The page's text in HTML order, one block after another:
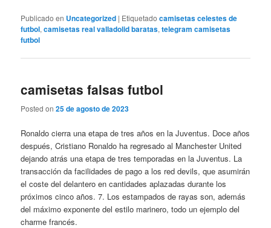
Publicado en Uncategorized | Etiquetado camisetas celestes de
futbol,camisetas real valladolid baratas,telegram camisetas
futbol
camisetas falsas futbol
Posted on25 de agosto de 2023
Ronaldo cierra una etapa de tres años en la Juventus. Doce años
después, Cristiano Ronaldo ha regresado al Manchester United
dejando atrás una etapa de tres temporadas en la Juventus. La
transacción da facilidades de pago a los red devils, que asumirán
el coste del delantero en cantidades aplazadas durante los
próximos cinco años. 7. Los estampados de rayas son, además
del máximo exponente del estilo marinero, todo un ejemplo del
charme francés.